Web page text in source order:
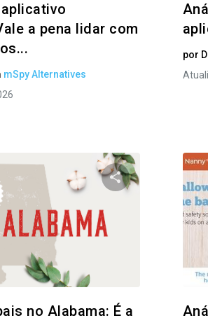
a pena lidar com
mSpy Alternatives
por
Compartilhe
Facebook
no Alabama: É a